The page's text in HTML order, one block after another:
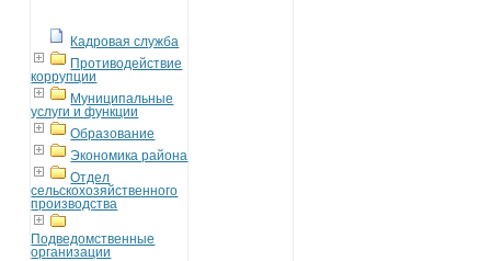
Кадровая служба
Противодействие
коррупции
Муниципальные
услуги и функции
Образование
Экономика района
Отдел
сельскохозяйственного
производства
Подведомственные
организации